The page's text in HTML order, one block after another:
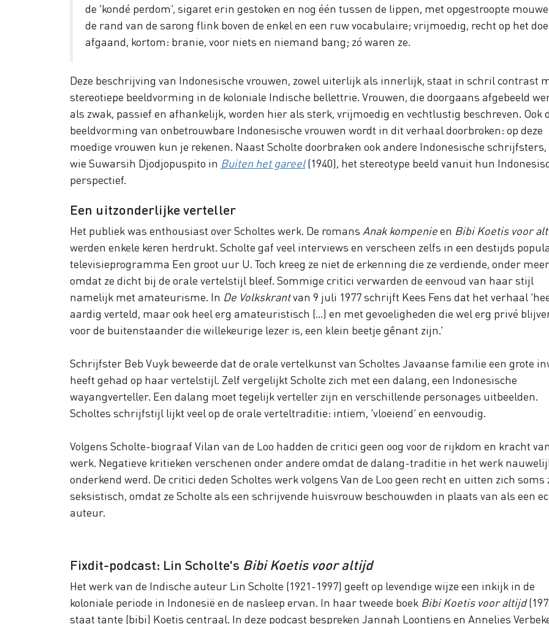
de ‘kondé perdom’, sigaret erin gestoken en nog één tussen de lippen, met opgestroopte
de rand van de sarong flink boven de enkel en een ruw vocabulaire; vrijmoedig, recht op het
afgaand, kortom: branie, voor niets en niemand bang; zó waren ze.
Deze beschrijving van Indonesische vrouwen, zowel uiterlijk als innerlijk, staat in schril contrast
stereotiepe beeldvorming in de koloniale Indische bellettrie. Vrouwen, die doorgaans afgebeeld
als zwak, passief en afhankelijk, worden hier als sterk, vrijmoedig en vechtlustig beschreven. Ook
beeldvorming van onbetrouwbare Indonesische vrouwen wordt in dit verhaal doorbroken: op deze
moedige vrouwen kun je rekenen. Naast Scholte doorbraken ook andere Indonesische
wie Suwarsih Djodjopuspito in Buiten het gareel(1940), het stereotype beeld vanuit hun
perspectief.
Een uitzonderlijke verteller
Het publiek was enthousiast over Scholtes werk. De romans Anak kompenieen Bibi Koetis voor
werden enkele keren herdrukt. Scholte gaf veel interviews en verscheen zelfs in een destijds
televisieprogramma Een groot uur U. Toch kreeg ze niet de erkenning die ze verdiende, onder meer
omdat ze dicht bij de orale vertelstijl bleef. Sommige critici verwarden de eenvoud van haar stijl
namelijk met amateurisme. In De Volkskrantvan 9 juli 1977 schrijft Kees Fens dat het verhaal
aardig verteld, maar ook heel erg amateuristisch (…) en met gevoeligheden die wel erg privé
voor de buitenstaander die willekeurige lezer is, een klein beetje gênant zijn.’
Schrijfster Beb Vuyk beweerde dat de orale vertelkunst van Scholtes Javaanse familie een grote
heeft gehad op haar vertelstijl. Zelf vergelijkt Scholte zich met een dalang, een Indonesische
wayangverteller. Een dalang moet tegelijk verteller zijn en verschillende personages uitbeelden.
Scholtes schrijfstijl lijkt veel op de orale verteltraditie: intiem, ‘vloeiend’ en eenvoudig.
Volgens Scholte-biograaf Vilan van de Loo hadden de critici geen oog voor de rijkdom en kracht
werk. Negatieve kritieken verschenen onder andere omdat de dalang-traditie in het werk
onderkend werd. De critici deden Scholtes werk volgens Van de Loo geen recht en uitten zich soms
seksistisch, omdat ze Scholte als een schrijvende huisvrouw beschouwden in plaats van als een
auteur.
Fixdit-podcast: Lin Scholte's Bibi Koetis voor altijd
Het werk van de Indische auteur Lin Scholte (1921-1997) geeft op levendige wijze een inkijk in de
koloniale periode in Indonesië en de nasleep ervan. In haar tweede boek Bibi Koetis voor altijd
staat tante (bibi) Koetis centraal. In deze podcast bespreken Jannah Loontjens en Annelies